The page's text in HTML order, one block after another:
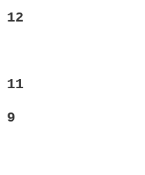
12
11
9